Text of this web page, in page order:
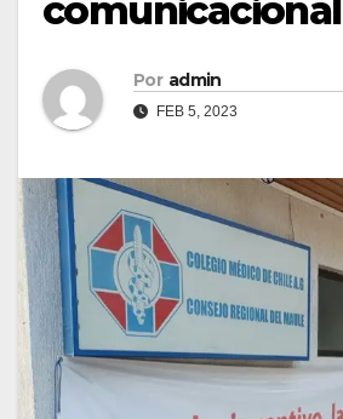
comunicacional
Por admin
FEB 5, 2023